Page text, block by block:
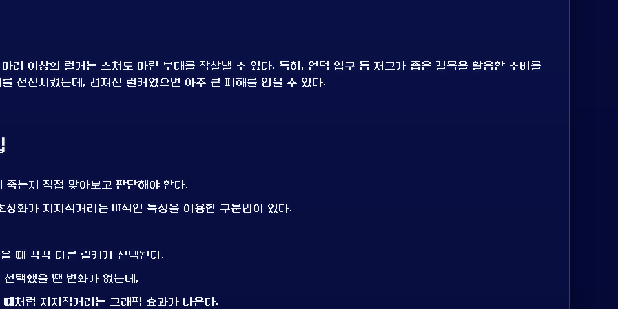
리 이상의 럴커는 스쳐도 마린 부대를 작살낼 수 있다. 특히, 언덕 입구 등 저그가 좁은 길목을 활용한 수비를
전진시켰는데, 겹쳐진 럴커였으면 아주 큰 피해를 입을 수 있다.
는지 직접 맞아보고 판단해야 한다.
화가 지지직거리는 UI적인 특성을 이용한 구분법이 있다.
때 각각 다른 럴커가 선택된다.
택했을 땐 변화가 없는데,
처럼 지지직거리는 그래픽 효과가 나온다.